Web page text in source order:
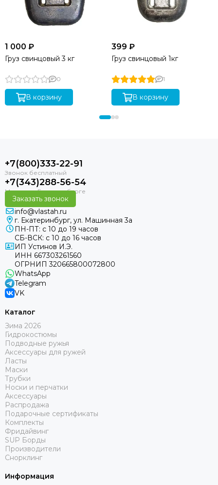
1 000 ₽
Груз свинцовый 3 кг
0
В корзину
399 ₽
Груз свинцовый 1кг
1
В корзину
+7(800)333-22-91
+7(343)288-56-54
Заказать звонок
info@vlastah.ru
г. Екатеринбург, ул. Машинная 3а
ПН-ПТ: с 10 до 19 часов
СБ-ВСК: с 10 до 16 часов
ИП Устинов И.Э.
ИНН 667303261560
ОГРНИП 320665800072800
WhatsApp
Telegram
VK
Каталог
Зима 2026
Гидрокостюмы
Подводные ружья
Аксессуары для ружей
Ласты
Маски
Трубки
Носки и перчатки
Аксессуары
Распродажа
Подарочные сертификаты
Комплекты
Фридайвинг
SUP Борды
Производители
Снорклинг
Информация